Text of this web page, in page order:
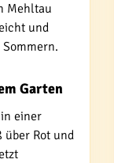
Mehltau
und
Garten
einer
über Rot und